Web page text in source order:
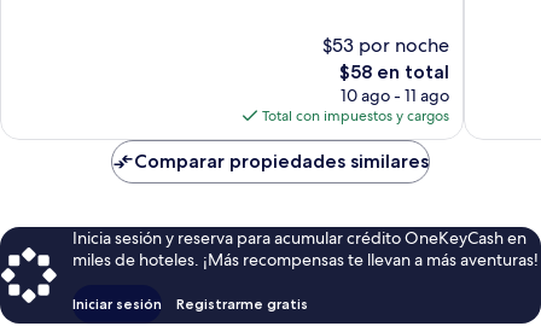
$53 por noche
El
precio
actual
es
de
$58
$58 en total
10 ago - 11 ago
Total con impuestos y cargos
Comparar propiedades similares
Inicia sesión y reserva para acumular crédito OneKeyCash en
miles de hoteles. ¡Más recompensas te llevan a más aventuras!
Iniciar sesión Registrarme gratis